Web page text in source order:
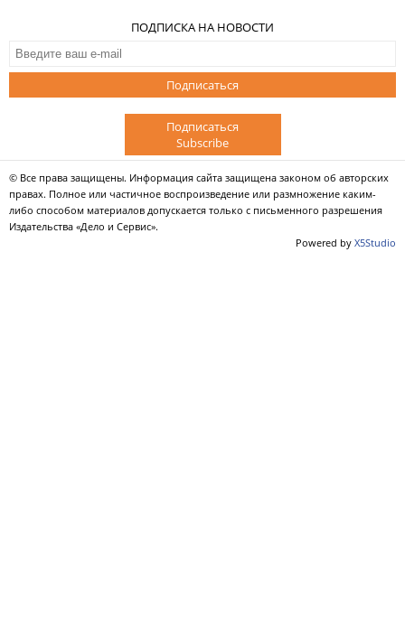
ПОДПИСКА НА НОВОСТИ
Подписаться
Подписаться
Subscribe
© Все права защищены. Информация сайта защищена законом об авторских
правах. Полное или частичное воспроизведение или размножение каким-
либо способом материалов допускается только с письменного разрешения
Издательства «Дело и Сервис».
Powered by X5Studio